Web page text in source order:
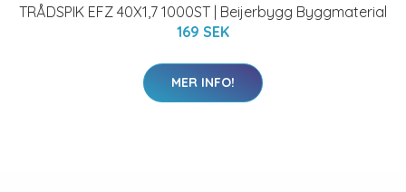
TRÅDSPIK EFZ 40X1,7 1000ST | Beijerbygg Byggmaterial
169 SEK
MER INFO!